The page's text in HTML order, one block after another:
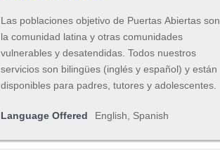
Las poblaciones objetivo de Puertas Abiertas son
la comunidad latina y otras comunidades
vulnerables y desatendidas. Todos nuestros
servicios son bilingües (inglés y español) y están
disponibles para padres, tutores y adolescentes.
Language Offered English, Spanish